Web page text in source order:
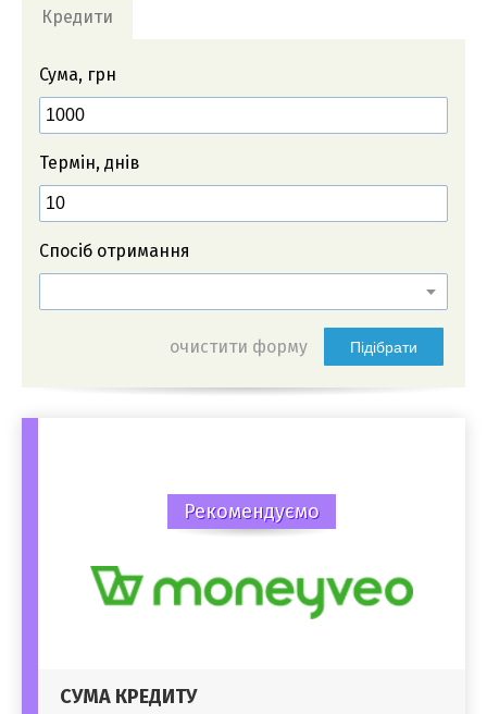
Кредити
Сума, грн
Термін, днів
Спосіб отримання
очистити форму Підібрати
Рекомендуємо
СУМА КРЕДИТУ